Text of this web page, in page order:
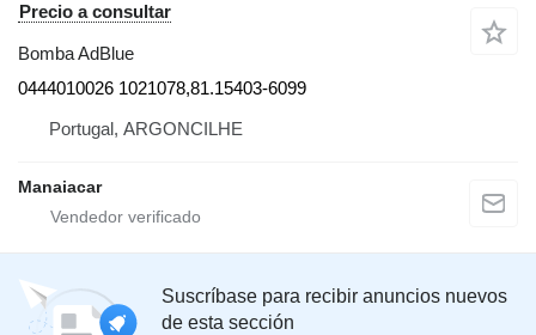
Precio a consultar
Bomba AdBlue
0444010026 1021078,81.15403-6099
Portugal, ARGONCILHE
Manaiacar
Suscríbase para recibir anuncios nuevos
de esta sección